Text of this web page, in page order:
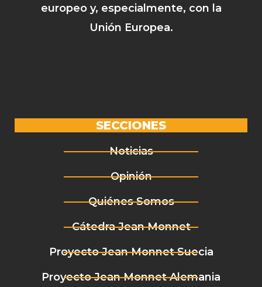
europeo y, especialmente, con la
Unión Europea.
SECCIONES
Noticias
Opinión
Quiénes Somos
Cátedra Jean Monnet
Proyecto Jean Monnet Suecia
Proyecto Jean Monnet Alemania